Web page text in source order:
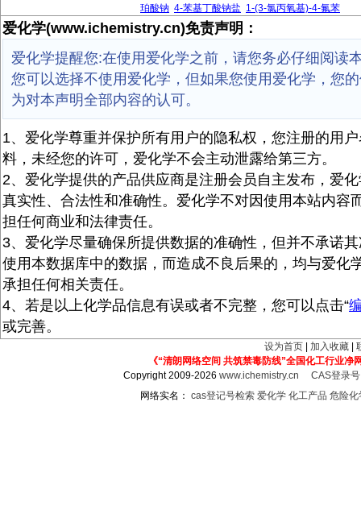
珀酸钠 4-苯基丁酸钠盐 1-(3-氯丙氧基)-4-氟苯
爱化学(www.ichemistry.cn)免责声明：
爱化学提醒您:在使用爱化学之前，请您务必仔细阅读
您可以选择不使用爱化学，但如果您使用爱化学，您
为对本声明全部内容的认可。
1、爱化学尊重并保护所有用户的隐私权，您注册的用
料，未经您的许可，爱化学不会主动泄露给第三方。
2、爱化学提供的产品供应商是注册会员自主发布，爱
真实性、合法性和准确性。爱化学不对因使用本站内容
担任何商业和法律责任。
3、爱化学尽量确保所提供数据的准确性，但并不承诺
使用本数据库中的数据，而造成不良后果的，均与爱化
承担任何相关责任。
4、若是以上化学品信息有误或者不完整，您可以点击“
或完善。
设为首页 加入收藏
《“清朗网络空间 共筑禁毒防线”全国化工行业净
Copyright 2009-2026www.ichemistry.cn
CAS登录
网络实名： cas登记号检索 爱化学 化工产品 危险化